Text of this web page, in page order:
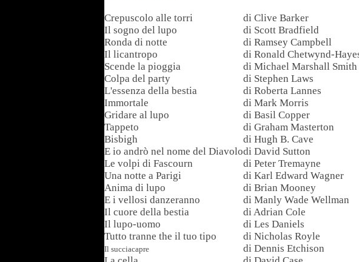
Crepuscolo alle torri
di Clive Barker
Il sogno del lupo
di Scott Bradfield
Ronda di notte
di Ramsey Campbell
Il licantropo
di Ronald Chetwynd-
Scende la pioggia
di Michael Marshall Smith
Colpa del party
di Stephen Laws
L'essenza della bestia
di Roberta Lannes
Immortale
di Mark Morris
Gridare al lupo
di Basil Copper
Tappeto
di Graham Masterton
Bisbigh
di Hugh B. Cave
E io andrò nel nome del Diavolodi David Sutton
Le volpi di Fascourn
di Peter Tremayne
Una notte a Parigi
di Karl Edward Wagner
Anima di lupo
di Brian Mooney
E i vellosi danzeranno
di Manly Wade Wellman
Il cuore della bestia
di Adrian Cole
Il lupo-uomo
di Les Daniels
Tutto tranne the il tuo tipo
di Nicholas Royle
Il succiacapre
di Dennis Etchison